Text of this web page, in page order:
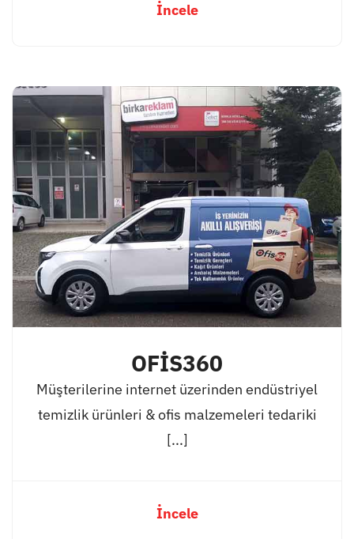
İncele
OFİS360
Müşterilerine internet üzerinden endüstriyel
temizlik ürünleri & ofis malzemeleri tedariki
[...]
İncele